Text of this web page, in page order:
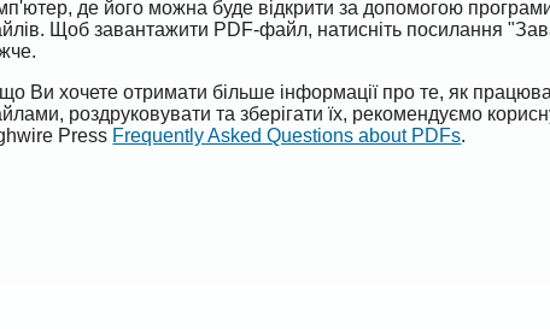
де його можна буде відкрити за допомогою
Щоб завантажити PDF-файл, натисніть посилання
Ви хочете отримати більше інформації про те, як
роздруковувати та зберігати їх, рекомендуємо
Press Frequently Asked Questions about PDFs.